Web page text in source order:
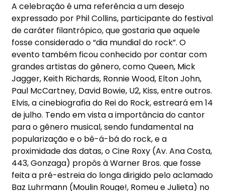
A celebração é uma referência a um desejo
expressado por Phil Collins, participante do festival
de caráter filantrópico, que gostaria que aquele
fosse considerado o “dia mundial do rock”. O
evento também ficou conhecido por contar com
grandes artistas do gênero, como Queen, Mick
Jagger, Keith Richards, Ronnie Wood, Elton John,
Paul McCartney, David Bowie, U2, Kiss, entre outros.
Elvis, a cinebiografia do Rei do Rock, estreará em 14
de julho. Tendo em vista a importância do cantor
para o gênero musical, sendo fundamental na
popularização e o bê-á-bá do rock, e a
proximidade das datas, o Cine Roxy (Av. Ana Costa,
443, Gonzaga) propôs à Warner Bros. que fosse
feita a pré-estreia do longa dirigido pelo aclamado
Baz Luhrmann (Moulin Rouge!, Romeu e Julieta) no